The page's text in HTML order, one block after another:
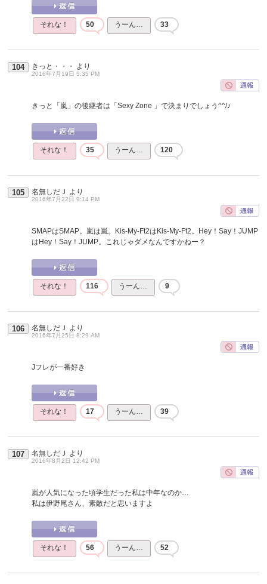
それな！ 50 うーん… 33
104 きっと・・・ より
2016年7月19日 5:35 PM
きっと「嵐」の後継者は「Sexy Zone 」で決まりでしょう^^/♪
それな！ 35 うーん… 120
105 名無しだＪ より
2016年7月22日 9:14 PM
SMAPはSMAP。嵐は嵐。Kis-My-Ft2はKis-My-Ft2。Hey！Say！JUMP
はHey！Say！JUMP。これじゃダメなんですかねー？
それな！ 116 うーん… 9
106 名無しだＪ より
2016年7月25日 8:29 AM
Jフレが一番好き
それな！ 17 うーん… 39
107 名無しだＪ より
2016年8月2日 12:42 PM
嵐が人気になった頃学生だった私は中年なのか…
私は伊野尾さん、素敵だと思いますよ
それな！ 56 うーん… 52